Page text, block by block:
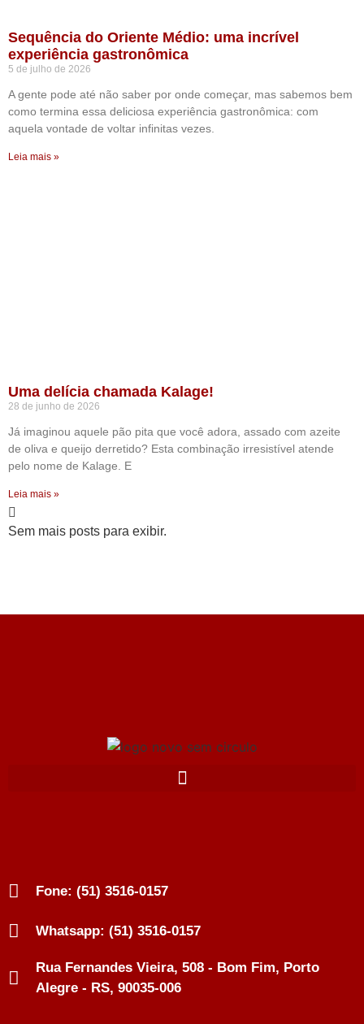
Sequência do Oriente Médio: uma incrível
experiência gastronômica
5 de julho de 2026
A gente pode até não saber por onde começar, mas sabemos bem
como termina essa deliciosa experiência gastronômica: com
aquela vontade de voltar infinitas vezes.
Leia mais »
Uma delícia chamada Kalage!
28 de junho de 2026
Já imaginou aquele pão pita que você adora, assado com azeite
de oliva e queijo derretido? Esta combinação irresistível atende
pelo nome de Kalage. E
Leia mais »
Sem mais posts para exibir.
Fone: (51) 3516-0157
Whatsapp: (51) 3516-0157
Rua Fernandes Vieira, 508 - Bom Fim, Porto
Alegre - RS, 90035-006